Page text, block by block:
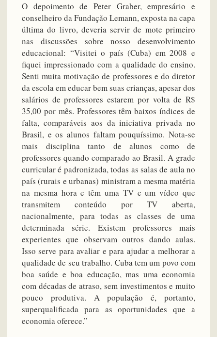
O depoimento de Peter Graber, empresário e
conselheiro da Fundação Lemann, exposta na capa
última do livro, deveria servir de mote primeiro
nas discussões sobre nosso desenvolvimento
educacional: “Visitei o país (Cuba) em 2008 e
fiquei impressionado com a qualidade do ensino.
Senti muita motivação de professores e do diretor
da escola em educar bem suas crianças, apesar dos
salários de professores estarem por volta de R$
35,00 por mês. Professores têm baixos índices de
falta, comparáveis aos da iniciativa privada no
Brasil, e os alunos faltam pouquíssimo. Nota-se
mais disciplina tanto de alunos como de
professores quando comparado ao Brasil. A grade
curricular é padronizada, todas as salas de aula no
país (rurais e urbanas) ministram a mesma matéria
na mesma hora e têm uma TV e um vídeo que
transmitem conteúdo por TV aberta,
nacionalmente, para todas as classes de uma
determinada série. Existem professores mais
experientes que observam outros dando aulas.
Isso serve para avaliar e para ajudar a melhorar a
qualidade de seu trabalho. Cuba tem um povo com
boa saúde e boa educação, mas uma economia
com décadas de atraso, sem investimentos e muito
pouco produtiva. A população é, portanto,
superqualificada para as oportunidades que a
economia oferece.”